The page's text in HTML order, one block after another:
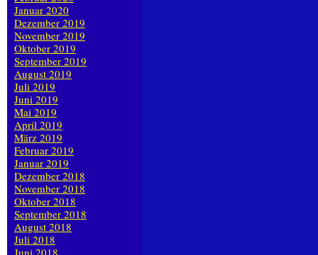
Januar 2020
Dezember 2019
November 2019
Oktober 2019
September 2019
August 2019
Juli 2019
Juni 2019
Mai 2019
April 2019
März 2019
Februar 2019
Januar 2019
Dezember 2018
November 2018
Oktober 2018
September 2018
August 2018
Juli 2018
Juni 2018